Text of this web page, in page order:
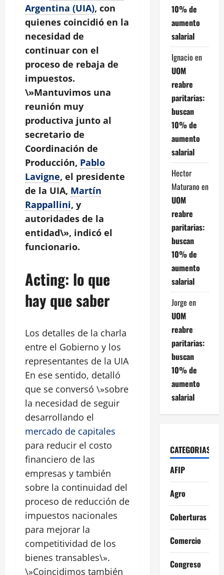
Argentina (UIA), con
quienes coincidió en la
necesidad de
continuar con el
proceso de rebaja de
impuestos.
\»Mantuvimos una
reunión muy
productiva junto al
secretario de
Coordinación de
Producción, Pablo
Lavigne, el presidente
de la UIA, Martín
Rappallini, y
autoridades de la
entidad\», indicó el
funcionario.
Acting: lo que
hay que saber
Los detalles de la charla
entre el Gobierno y los
representantes de la UIA
En ese sentido, detalló
que se conversó \»sobre
la necesidad de seguir
desarrollando el
mercado de capitales
para reducir el costo
financiero de las
empresas y también
sobre la continuidad del
proceso de reducción de
impuestos nacionales
para mejorar la
competitividad de los
bienes transables\».
\»Coincidimos también
10% de
aumento
salarial
Ignacio en
UOM
reabre
paritarias:
buscan
10% de
aumento
salarial
Hector
Maturano en
UOM
reabre
paritarias:
buscan
10% de
aumento
salarial
Jorge en
UOM
reabre
paritarias:
buscan
10% de
aumento
salarial
CATEGORIAS
AFIP
Agro
Coberturas
Comercio
Congreso